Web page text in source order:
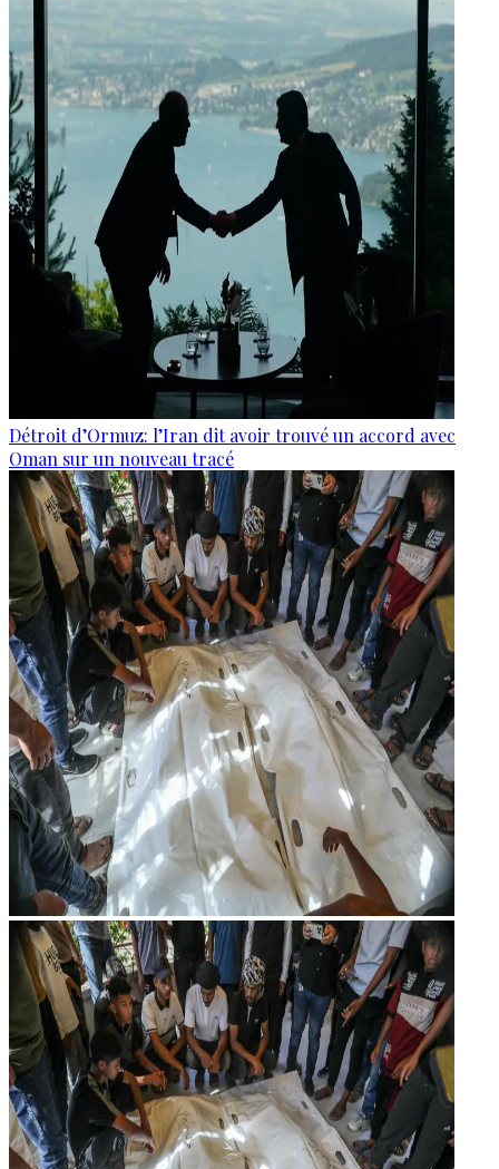
Détroit d’Ormuz: l’Iran dit avoir trouvé un accord avec
Oman sur un nouveau tracé